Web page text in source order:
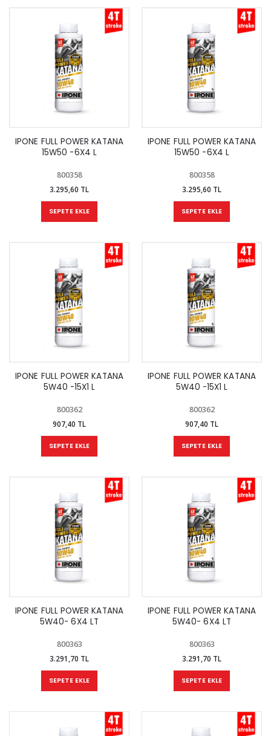
IPONE FULL POWER KATANA
15W50 -6X4 L
800358
3.295,60 TL
SEPETE EKLE
IPONE FULL POWER KATANA
15W50 -6X4 L
800358
3.295,60 TL
SEPETE EKLE
IPONE FULL POWER KATANA
5W40 -15X1 L
800362
907,40 TL
SEPETE EKLE
IPONE FULL POWER KATANA
5W40 -15X1 L
800362
907,40 TL
SEPETE EKLE
IPONE FULL POWER KATANA
5W40- 6X4 LT
800363
3.291,70 TL
SEPETE EKLE
IPONE FULL POWER KATANA
5W40- 6X4 LT
800363
3.291,70 TL
SEPETE EKLE